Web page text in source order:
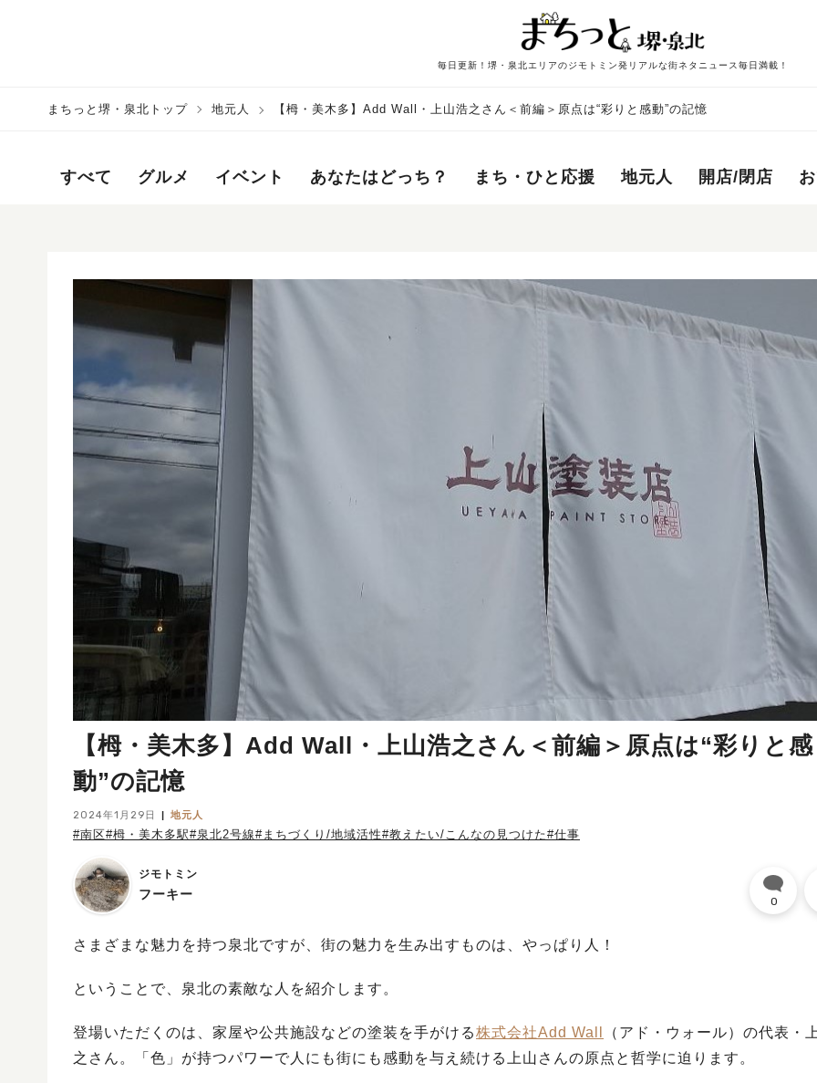
毎日更新！堺・泉北エリアのジモトミン発リアルな街ネタニュース毎日満載！
まちっと堺・泉北トップ 地元人 【栂・美木多】Add Wall・上山浩之さん＜前編＞原点は“彩りと感動”の記憶
すべて グルメ イベント あなたはどっち？ まち・ひと応援 地元人 開店/閉店
【栂・美木多】Add Wall・上山浩之さん＜前編＞原点は“彩りと感
動”の記憶
2024年1月29日 地元人
#南区#栂・美木多駅#泉北2号線#まちづくり/地域活性#教えたい/こんなの見つけた#仕事
ジモトミン
フーキー 0
さまざまな魅力を持つ泉北ですが、街の魅力を生み出すものは、やっぱり人！
ということで、泉北の素敵な人を紹介します。
登場いただくのは、家屋や公共施設などの塗装を手がける株式会社Add Wall
（アド・ウォール）の代表・
之さん。「色」が持つパワーで人にも街にも感動を与え続ける上山さんの原点と哲学に迫ります。